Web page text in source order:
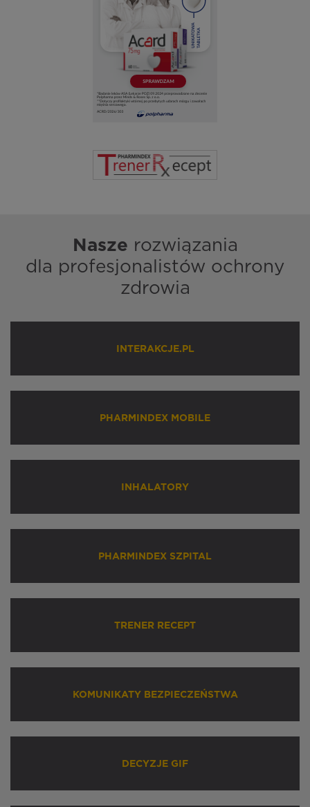
Nasze rozwiązania
dla profesjonalistów ochrony
zdrowia
INTERAKCJE.PL
PHARMINDEX MOBILE
INHALATORY
PHARMINDEX SZPITAL
TRENER RECEPT
KOMUNIKATY BEZPIECZEŃSTWA
DECYZJE GIF